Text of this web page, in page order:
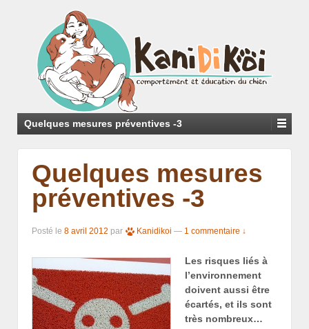
Quelques mesures préventives -3
Quelques mesures
préventives -3
Posté le 8 avril 2012 par Kanidikoi — 1 commentaire ↓
Les risques liés à
l’environnement
doivent aussi être
écartés, et ils sont
très nombreux…